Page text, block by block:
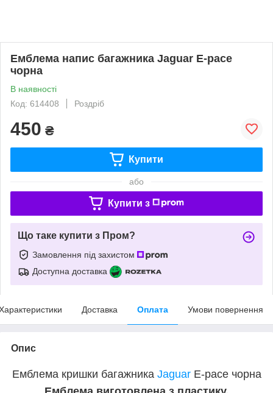
Емблема напис багажника Jaguar E-pace
чорна
В наявності
Код: 614408
Роздріб
450 ₴
Купити
або
Купити з
Що таке купити з Пром?
Замовлення під захистом
Доступна доставка
Доставка Оплата Умови повернення
Опис
Емблема кришки багажника JaguarE-pace чорна